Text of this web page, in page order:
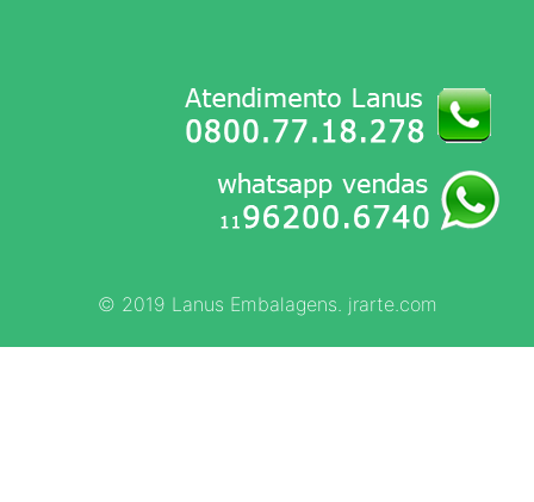
© 2019 Lanus Embalagens. jrarte.com